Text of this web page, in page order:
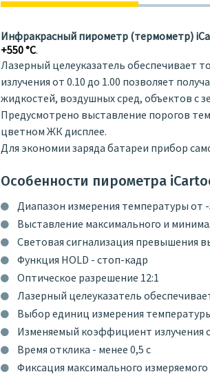
Инфракрасный пирометр (термометр)
+550 °С.
Лазерный целеуказатель обеспечивает
излучения от 0.10 до 1.00 позволяет
жидкостей, воздушных сред, объектов с
Предусмотрено выставление порогов
цветном ЖК дисплее.
Для экономии заряда батареи прибор
Особенности пирометра
Диапазон измерения температуры от -
Выставление максимального и
Световая сигнализация превышения
Функция HOLD - стоп-кадр
Оптическое разрешение 12:1
Лазерный целеуказатель
Выбор единиц измерения
Изменяемый коэффициент излучения
Время отклика - менее 0,5 с
Фиксация максимального измеряемого